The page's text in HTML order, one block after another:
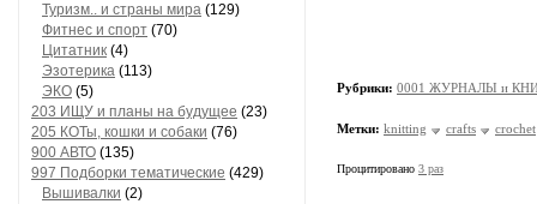
Туризм.. и страны мира (129)
Фитнес и спорт (70)
Цитатник (4)
Эзотерика (113)
ЭКО (5)
203 ИЩУ и планы на будущее (23)
205 КОТы, кошки и собаки (76)
900 АВТО (135)
997 Подборки тематические (429)
Вышивалки (2)
Рубрики: 0001 ЖУРНАЛЫ и
Метки: knitting crafts crochet
Процитировано 3 раз